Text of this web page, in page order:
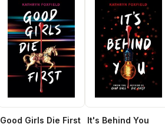
Good Girls Die First It's Behind You